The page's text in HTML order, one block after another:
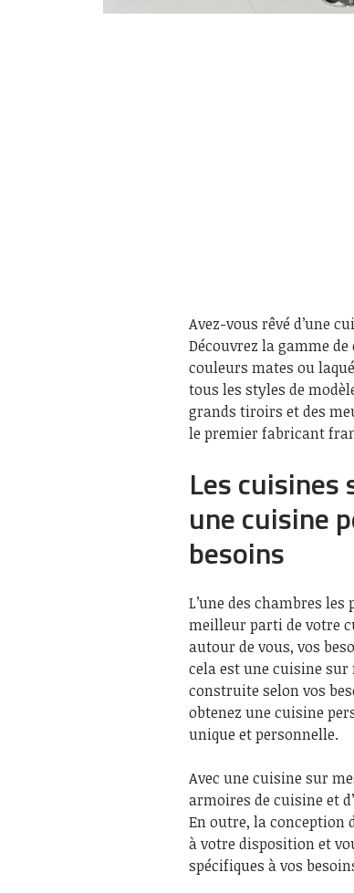
Avez-vous rêvé d’une
Découvrez la gamme de
couleurs mates ou
tous les styles de
grands tiroirs et des
le premier fabricant
Les
une cuisine
besoins
L’une des chambres
meilleur parti de votre
autour de vous, vos
cela est une cuisine
construite selon vos
obtenez une cuisine
unique et personnelle.
Avec une cuisine sur
armoires de cuisine et
En outre, la conception
à votre disposition et
spécifiques à vos